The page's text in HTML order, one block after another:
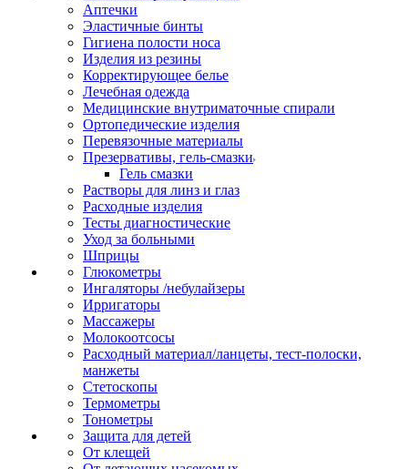
Аптечки
Эластичные бинты
Гигиена полости носа
Изделия из резины
Корректирующее белье
Лечебная одежда
Медицинские внутриматочные спирали
Ортопедические изделия
Перевязочные материалы
Презервативы, гель-смазки
Гель смазки
Растворы для линз и глаз
Расходные изделия
Тесты диагностические
Уход за больными
Шприцы
Глюкометры
Ингаляторы /небулайзеры
Ирригаторы
Массажеры
Молокоотсосы
Расходный материал/ланцеты, тест-полоски,
манжеты
Стетоскопы
Термометры
Тонометры
Защита для детей
От клещей